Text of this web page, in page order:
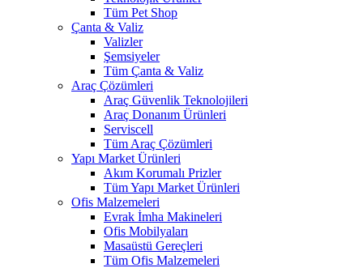
Tüm Pet Shop
Çanta & Valiz
Valizler
Şemsiyeler
Tüm Çanta & Valiz
Araç Çözümleri
Araç Güvenlik Teknolojileri
Araç Donanım Ürünleri
Serviscell
Tüm Araç Çözümleri
Yapı Market Ürünleri
Akım Korumalı Prizler
Tüm Yapı Market Ürünleri
Ofis Malzemeleri
Evrak İmha Makineleri
Ofis Mobilyaları
Masaüstü Gereçleri
Tüm Ofis Malzemeleri